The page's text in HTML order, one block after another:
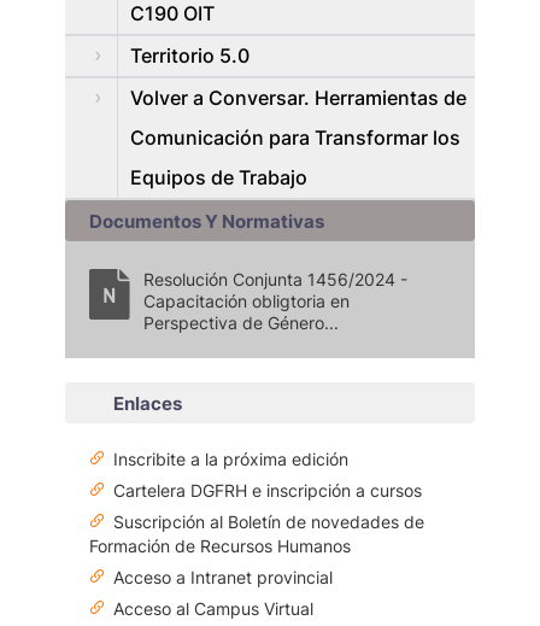
C190 OIT
Territorio 5.0
Volver a Conversar. Herramientas de
Comunicación para Transformar los
Equipos de Trabajo
Documentos Y Normativas
Resolución Conjunta 1456/2024 -
Capacitación obligtoria en
Perspectiva de Género...
Enlaces
Inscribite a la próxima edición
Cartelera DGFRH e inscripción a cursos
Suscripción al Boletín de novedades de
Formación de Recursos Humanos
Acceso a Intranet provincial
Acceso al Campus Virtual